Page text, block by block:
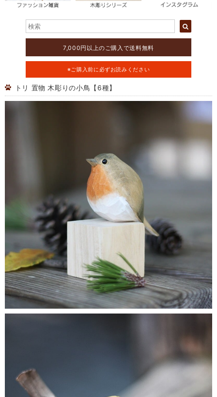
7,000円以上のご購入で送料無料
※ご購入前に必ずお読みください
トリ 置物 木彫りの小鳥【6種】